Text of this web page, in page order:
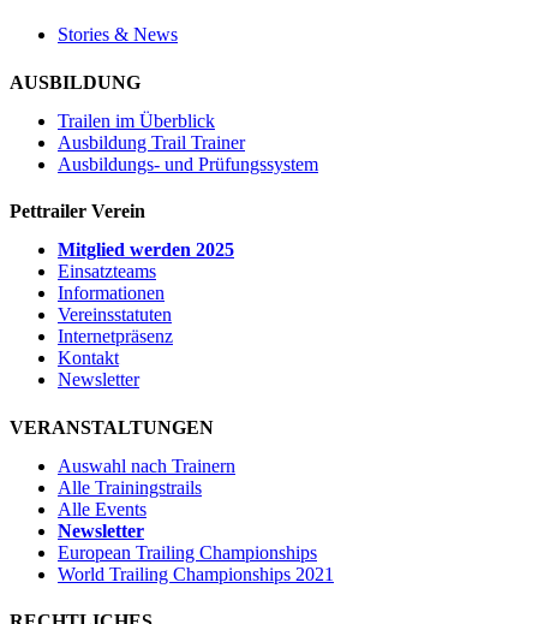
Stories & News
AUSBILDUNG
Trailen im Überblick
Ausbildung Trail Trainer
Ausbildungs- und Prüfungssystem
Pettrailer Verein
Mitglied werden 2025
Einsatzteams
Informationen
Vereinsstatuten
Internetpräsenz
Kontakt
Newsletter
VERANSTALTUNGEN
Auswahl nach Trainern
Alle Trainingstrails
Alle Events
Newsletter
European Trailing Championships
World Trailing Championships 2021